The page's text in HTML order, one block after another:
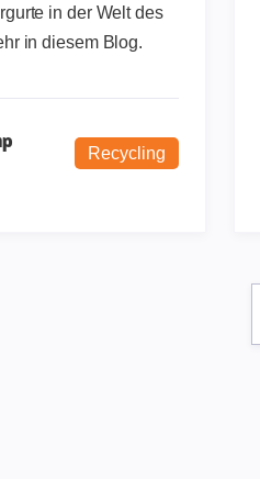
in der Welt des
in diesem Blog.
Recycling